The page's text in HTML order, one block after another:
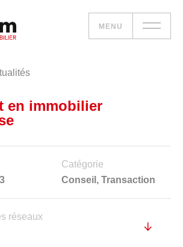
MENU
en immobilier
Catégorie
Conseil , Transaction
réseaux